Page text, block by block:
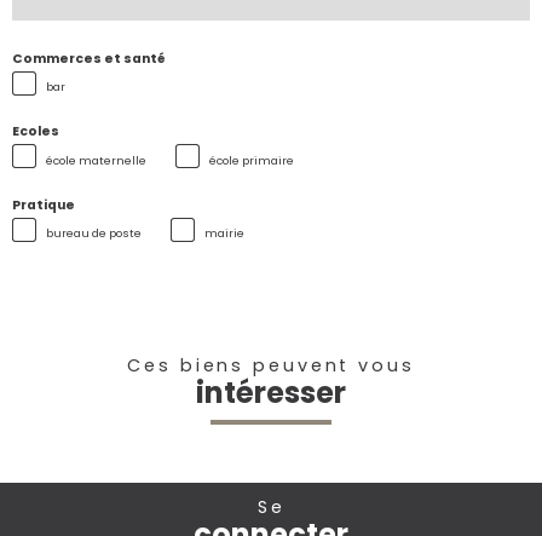
Commerces et santé
bar
Ecoles
école maternelle école primaire
Pratique
bureau de poste mairie
Ces biens peuvent vous
intéresser
se